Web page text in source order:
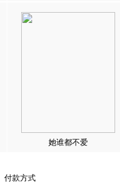
她谁都不爱
付款方式